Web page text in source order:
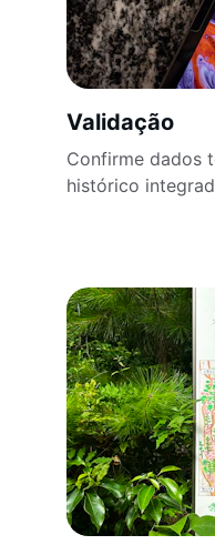
Validação
Confirme dados
histórico